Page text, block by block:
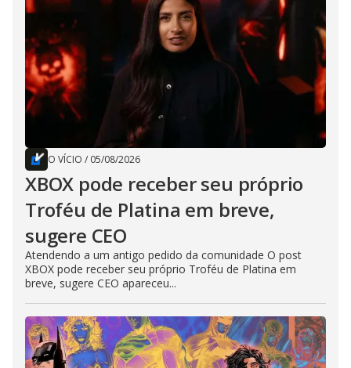
O VÍCIO / 05/08/2026
XBOX pode receber seu próprio
Troféu de Platina em breve,
sugere CEO
Atendendo a um antigo pedido da comunidade O post
XBOX pode receber seu próprio Troféu de Platina em
breve, sugere CEO apareceu...